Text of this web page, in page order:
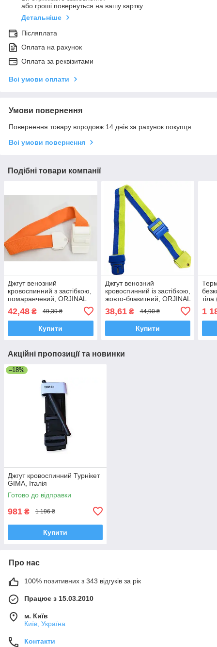
або гроші повернуться на вашу картку
Детальніше
Післяплата
Оплата на рахунок
Оплата за реквізитами
Всі умови оплати
Умови повернення
Повернення товару впродовж 14 днів за рахунок покупця
Всі умови повернення
Подібні товари компанії
Джгут венозний
кровоспинний з застібкою,
помаранчевий, ORJINAL
42,48 ₴ 49,39 ₴
Купити
Джгут венозний
кровоспинний із застібкою,
жовто-блакитний, ORJINAL
38,61₴ 44,90 ₴
Купити
1
Акційні пропозиції та новинки
–18%
Джгут кровоспинний Турнікет
GIMA, Італія
Готово до відправки
981 ₴ 1 196 ₴
Купити
Про нас
100% позитивних з 343 відгуків за рік
Працює з 15.03.2010
м. Київ
Київ, Україна
Контакти